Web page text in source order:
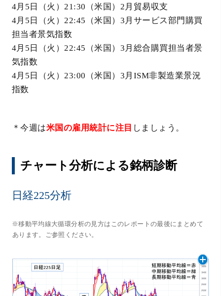
4月5日（火）21:30（米国）2月貿易収支
4月5日（火）22:45（米国）3月サービス部門購買
担当者景気指数
4月5日（火）22:45（米国）3月総合購買担当者景
気指数
4月5日（火）23:00（米国）3月ISM非製造業景況
指数
＊今週は米国の雇用統計に注目 しましょう。
チャート分析による銘柄診断
日経225分析
※移動平均線大循環分析の見方はこのレポートの最後にまとめて
あります。ご参照ください。